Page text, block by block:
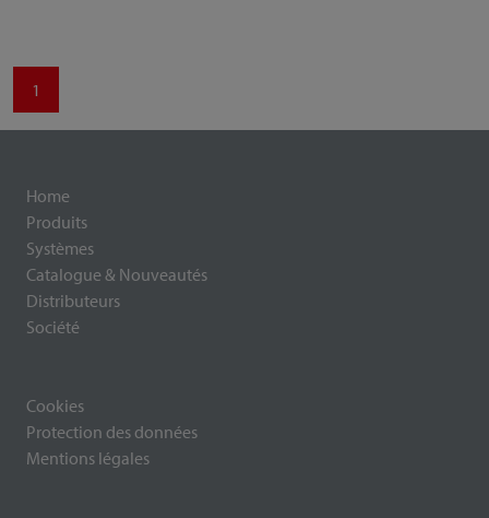
1
Home
Produits
Systèmes
Catalogue & Nouveautés
Distributeurs
Société
Cookies
Protection des données
Mentions légales